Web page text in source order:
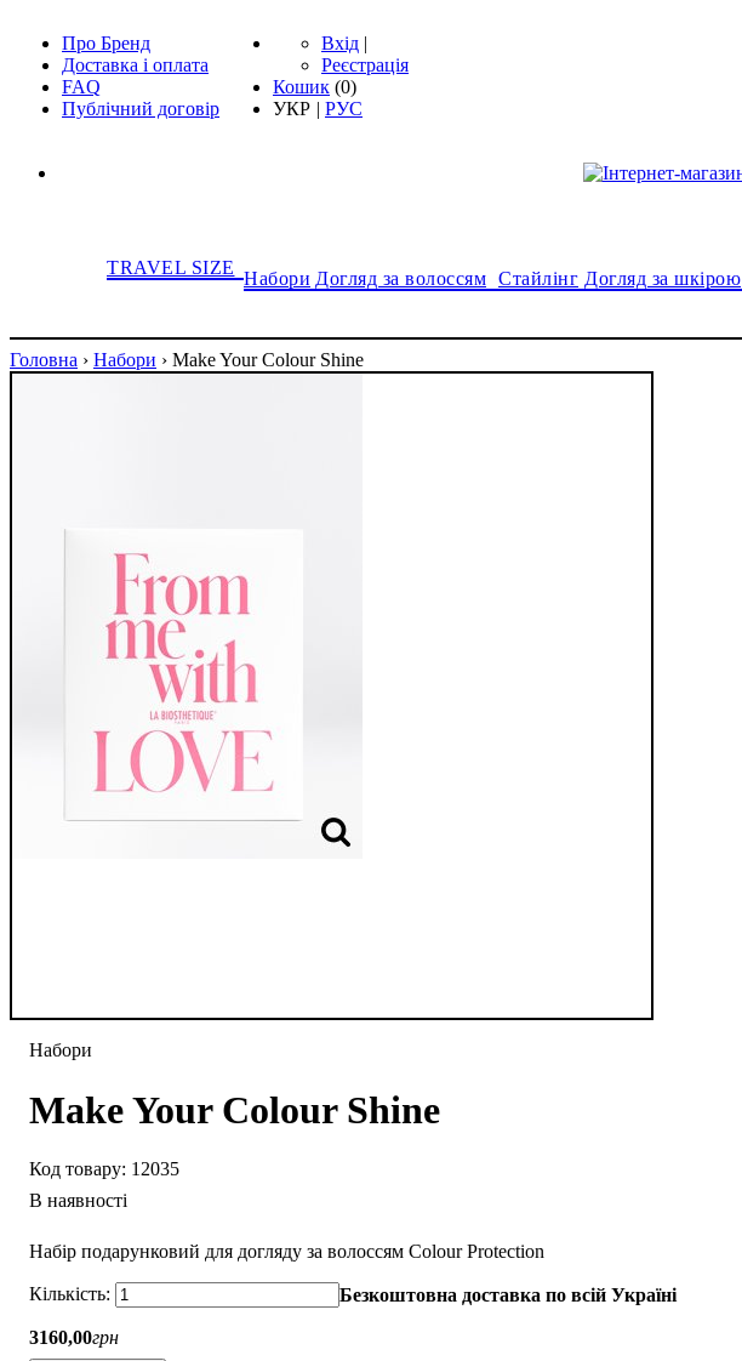
Про Бренд
Доставка і оплата
FAQ
Публічний договір
Вхід |
Реєстрація
Кошик (0)
УКР | РУС
TRAVEL SIZE
Набори Догляд за волоссям Стайлінг Догляд за шкірою
Головна › Набори › Make Your Colour Shine
Набори
Make Your Colour Shine
12035
В наявності
Набір подарунковий для догляду за волоссям Colour Protection
Безкоштовна доставка по всій Україні
3160,00грн